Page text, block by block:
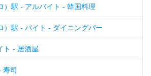
）駅 - アルバイト - 韓国料理
）駅 - バイト - ダイニングバー
ト - 居酒屋
寿司